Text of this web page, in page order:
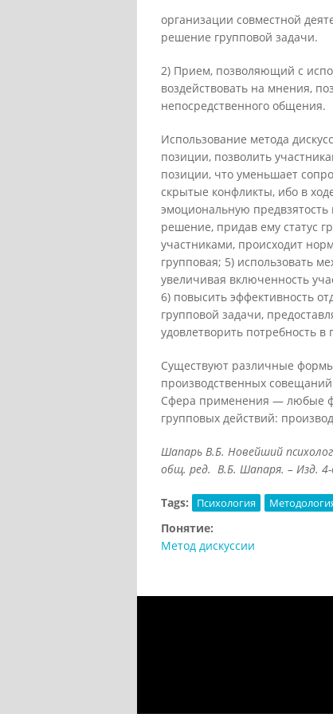
организации совместной
решение групповой задачи.
2) Прием, позволяющий с
воздействовать на мнения,
непосредственного общения.
Использование метода
позиции, позволить
позиции, что уменьшает
скрытые конфликты, ибо в
эмоциональную
решение, придав ему статус
участниками, происходит
групповая; 5) использовать
увеличивая включенность
6) повысить эффективность
групповой задачи,
удовлетворить потребность
Существуют различные
производственных
Сфера применения — любые
групповых действий:
Шапарь В.Б. Новейший
общ. ред. В.Б. Шапаря. – Изд. 4-
Tags: Психология
Понятие:
Метод дискуссии